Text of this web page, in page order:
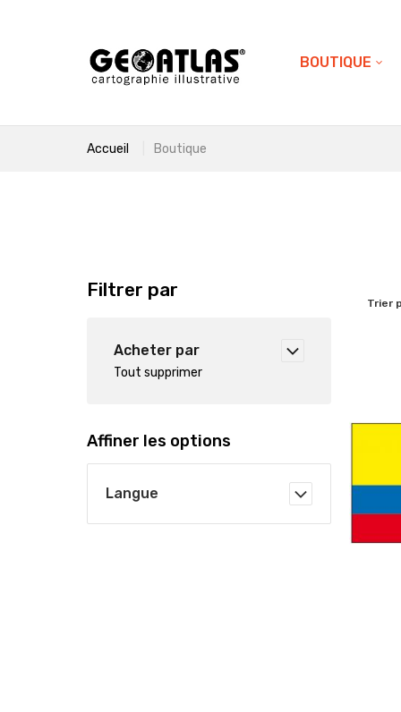
BOUTIQUE
Accueil Boutique
Trier
Filtrer par
Acheter par
Tout supprimer
Affiner les options
Langue